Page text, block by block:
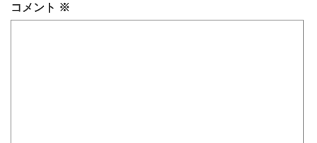
コメント ※